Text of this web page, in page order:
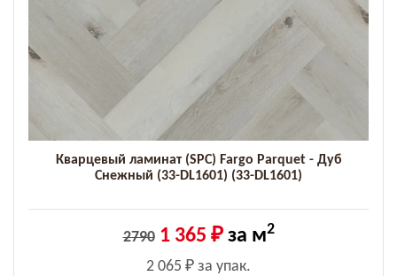
Кварцевый ламинат (SPC) Fargo Parquet - Дуб
Снежный (33-DL1601) (33-DL1601)
2790 1 365 ₽за м2
2 065 ₽ за упак.